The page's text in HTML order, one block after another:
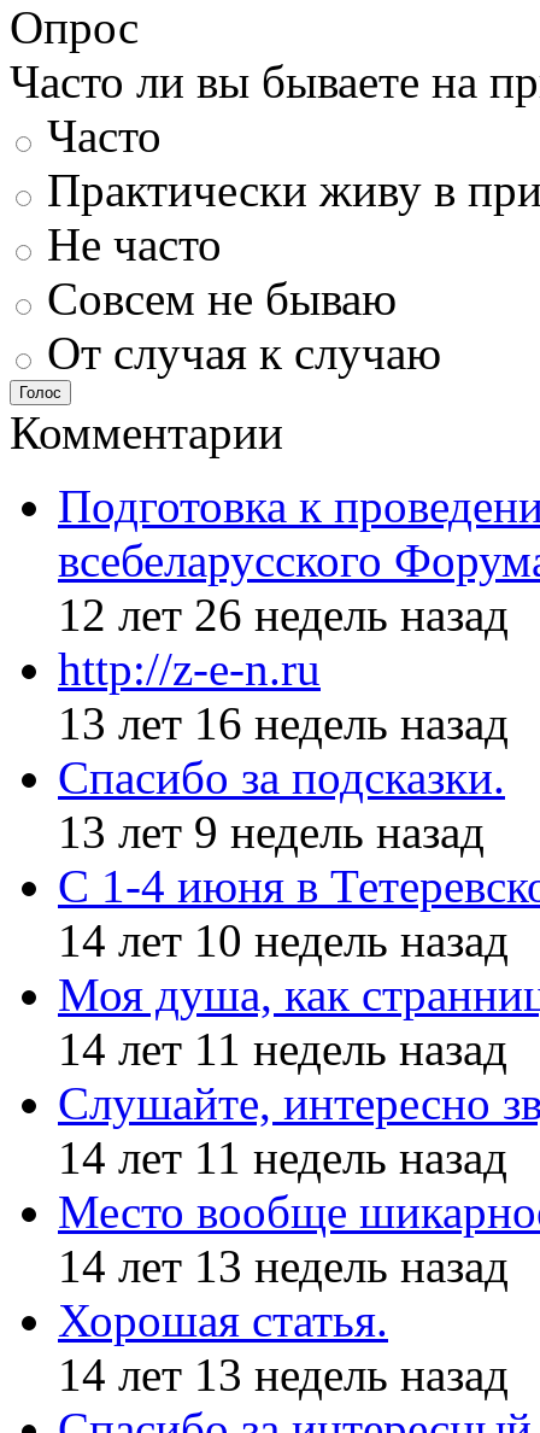
Опрос
Часто ли вы бываете на
Часто
Практически живу в
Не часто
Совсем не бываю
От случая к случаю
Голос
Комментарии
Подготовка к
всебеларусского
12 лет 26 недель назад
http://z-e-n.ru
13 лет 16 недель назад
Спасибо за подсказки.
13 лет 9 недель назад
С 1-4 июня в
14 лет 10 недель назад
Моя душа, как
14 лет 11 недель назад
Слушайте, интересно
14 лет 11 недель назад
Место вообще
14 лет 13 недель назад
Хорошая статья.
14 лет 13 недель назад